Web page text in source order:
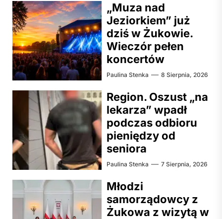
„Muza nad
Jeziorkiem” już
dziś w Żukowie.
Wieczór pełen
koncertów
Paulina Stenka 8 Sierpnia, 2026
Region. Oszust „na
lekarza” wpadł
podczas odbioru
pieniędzy od
seniora
Paulina Stenka 7 Sierpnia, 2026
Młodzi
samorządowcy z
Żukowa z wizytą w